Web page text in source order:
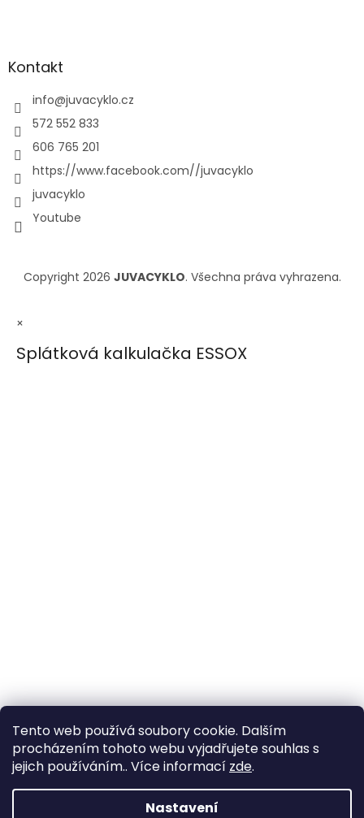
Tento web používá soubory cookie. Dalším
procházením tohoto webu vyjadřujete souhlas s
jejich používáním.. Více informací zde.
Nastavení
Kontakt
info@juvacyklo.cz
572 552 833
606 765 201
https://www.facebook.com//juvacyklo
juvacyklo
Youtube
Copyright 2026 JUVACYKLO. Všechna práva vyhrazena.
×
Splátková kalkulačka ESSOX